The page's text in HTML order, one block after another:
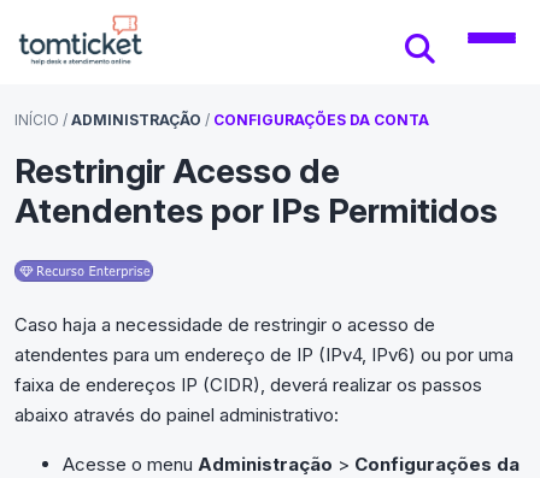
INÍCIO / ADMINISTRAÇÃO / CONFIGURAÇÕES DA CONTA
Restringir Acesso de
Atendentes por IPs Permitidos
Caso haja a necessidade de restringir o acesso de
atendentes para um endereço de IP (IPv4, IPv6) ou por uma
faixa de endereços IP (CIDR), deverá realizar os passos
abaixo através do painel administrativo:
Acesse o menu Administração > Configurações da